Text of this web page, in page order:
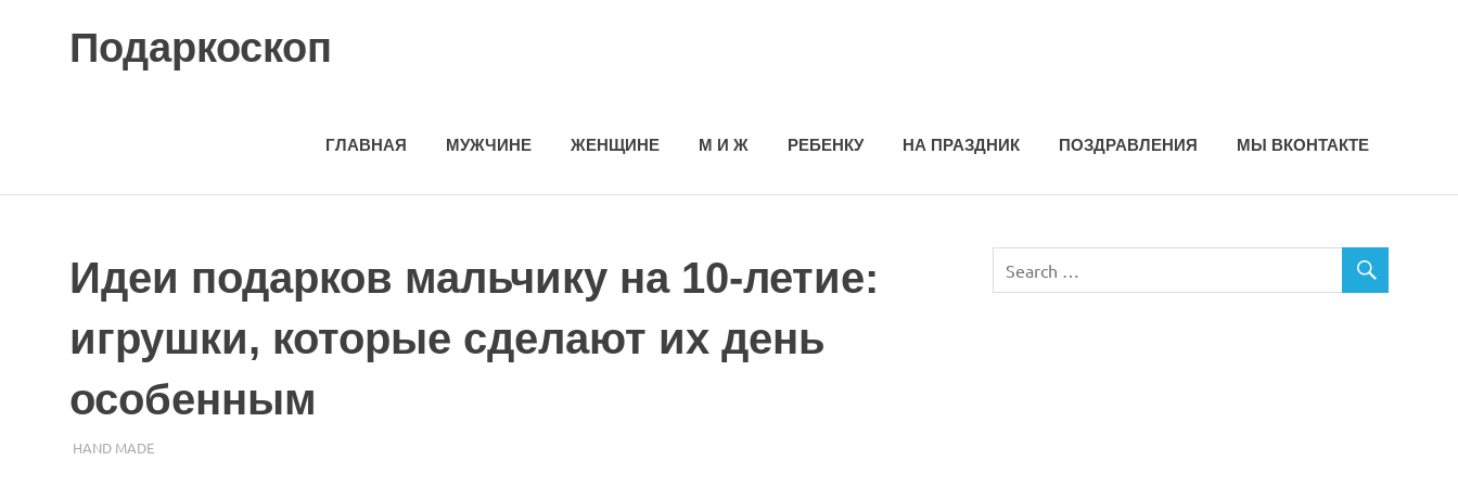
Подаркоскоп
ГЛАВНАЯ МУЖЧИНЕ ЖЕНЩИНЕ М И Ж РЕБЕНКУ НА ПРАЗДНИК ПОЗДРАВЛЕНИЯ МЫ ВКОНТАКТЕ
Идеи подарков мальчику на 10-летие:
игрушки, которые сделают их день
особенным
27.10.2023
ПОДАРЧЕК
HAND MADE